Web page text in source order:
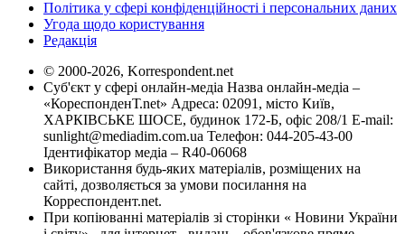
Політика у сфері конфіденційності і персональних даних
Угода щодо користування
Редакція
© 2000-2026, Korrespondent.net
Суб'єкт у сфері онлайн-медіа Назва онлайн-медіа –
«КореспонденТ.net» Адреса: 02091, місто Київ,
ХАРКІВСЬКЕ ШОСЕ, будинок 172-Б, офіс 208/1 E-mail:
sunlight@mediadim.com.ua Телефон: 044-205-43-00
Ідентифікатор медіа – R40-06068
Використання будь-яких матеріалів, розміщених на
сайті, дозволяється за умови посилання на
Корреспондент.net.
При копіюванні матеріалів зі сторінки « Новини України